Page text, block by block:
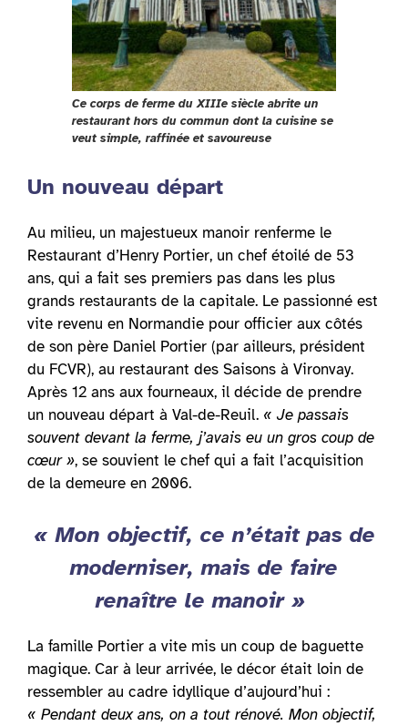
Ce corps de ferme du XIIIe siècle abrite un
restaurant hors du commun dont la cuisine se
veut simple, raffinée et savoureuse
Un nouveau départ
Au milieu, un majestueux manoir renferme le
Restaurant d’Henry Portier, un chef étoilé de 53
ans, qui a fait ses premiers pas dans les plus
grands restaurants de la capitale. Le passionné est
vite revenu en Normandie pour officier aux côtés
de son père Daniel Portier (par ailleurs, président
du FCVR), au restaurant des Saisons à Vironvay.
Après 12 ans aux fourneaux, il décide de prendre
un nouveau départ à Val-de-Reuil. « Je passais
souvent devant la ferme, j’avais eu un gros coup de
cœur », se souvient le chef qui a fait l’acquisition
de la demeure en 2006.
« Mon objectif, ce n’était pas de
moderniser, mais de faire
renaître le manoir »
La famille Portier a vite mis un coup de baguette
magique. Car à leur arrivée, le décor était loin de
ressembler au cadre idyllique d’aujourd’hui :
« Pendant deux ans, on a tout rénové. Mon objectif,